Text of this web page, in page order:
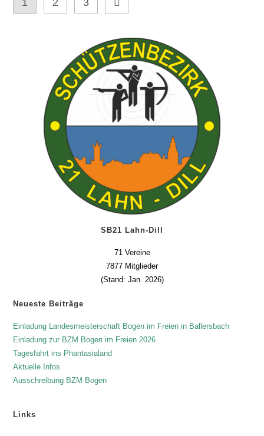
SB21 Lahn-Dill
71 Vereine
7877 Mitglieder
(Stand: Jan. 2026)
Neueste Beiträge
Einladung Landesmeisterschaft Bogen im Freien in Ballersbach
Einladung zur BZM Bogen im Freien 2026
Tagesfahrt ins Phantasialand
Aktuelle Infos
Ausschreibung BZM Bogen
Links